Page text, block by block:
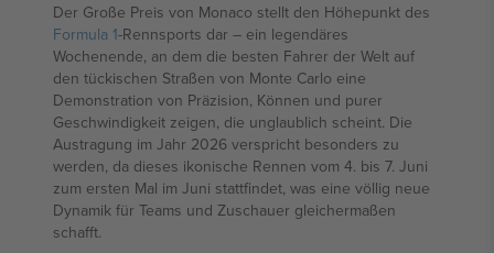
Der Große Preis von Monaco stellt den Höhepunkt des
Formula 1-Rennsports dar – ein legendäres
Wochenende, an dem die besten Fahrer der Welt auf
den tückischen Straßen von Monte Carlo eine
Demonstration von Präzision, Können und purer
Geschwindigkeit zeigen, die unglaublich scheint. Die
Austragung im Jahr 2026 verspricht besonders zu
werden, da dieses ikonische Rennen vom 4. bis 7. Juni
zum ersten Mal im Juni stattfindet, was eine völlig neue
Dynamik für Teams und Zuschauer gleichermaßen
schafft.